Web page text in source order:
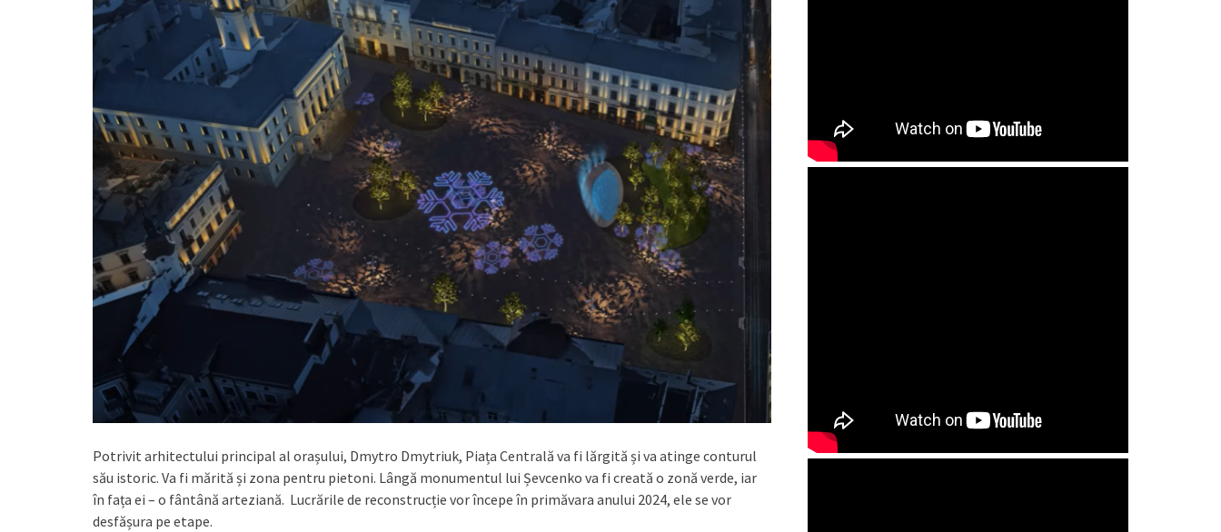
Potrivit arhitectului principal al orașului, Dmytro Dmytriuk, Piața Centrală va fi lărgită și va atinge conturul
său istoric. Va fi mărită și zona pentru pietoni. Lângă monumentul lui Șevcenko va fi creată o zonă verde, iar
în fața ei – o fântână arteziană. Lucrările de reconstrucție vor începe în primăvara anului 2024, ele se vor
desfășura pe etape.